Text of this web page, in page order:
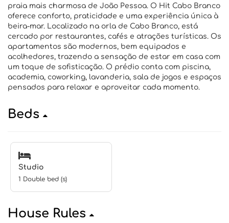
praia mais charmosa de João Pessoa. O Hit Cabo Branco
oferece conforto, praticidade e uma experiência única à
beira-mar. Localizado na orla de Cabo Branco, está
cercado por restaurantes, cafés e atrações turísticas. Os
apartamentos são modernos, bem equipados e
acolhedores, trazendo a sensação de estar em casa com
um toque de sofisticação. O prédio conta com piscina,
academia, coworking, lavanderia, sala de jogos e espaços
pensados para relaxar e aproveitar cada momento.
Beds
Studio
1 Double bed (s)
House Rules